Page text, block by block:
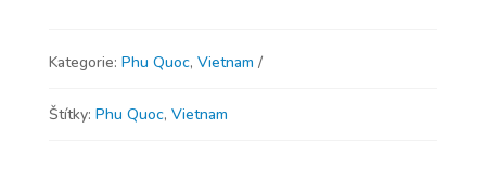
Kategorie: Phu Quoc, Vietnam
Štítky: Phu Quoc, Vietnam